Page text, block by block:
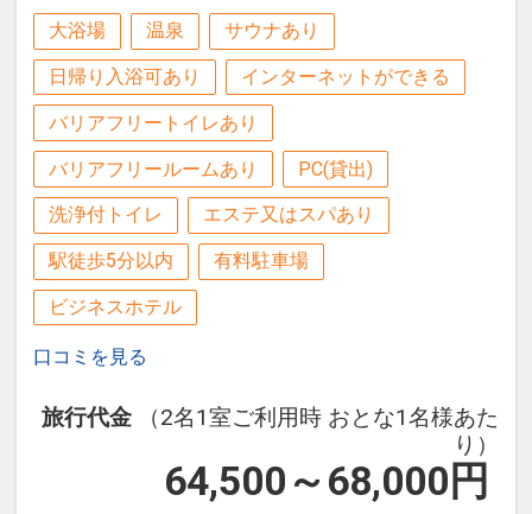
児のお子様）
こどもFでご予約いただいた（3歳～未就
学児）のお子様にはキッズミールパスポ
ートをお渡しします。
対象レストランでおとなと食事同席の場
合、下記レストランにてお子様のお食事
をご用意いたします。
＜対象レストラン＆メニュー＞
・和洋バイキング（レストラン：彩）
・３Ｓブレックファースト（テラスカフ
ェオーゲ）
※テラスカフェオーゲはご宿泊人数によ
りクローズする場合がございます。
ューをお得にお楽しみいただけます。
・滞在中ランチをご用意（11：30～
14：30） ※ランチはチェックイン日を
除く
・ドリンクサービス（10:00～22:00）
※チェックアウト日は11時まで
・滞在中テニスコート・レンタサイクル
をお楽しみいただけます。
※予約状況により時間制限させていただ
く場合がございます。
常１５：００）、レイトチェックアウト
１２：００（通常１１：００）でご利用
いただけます。
※2026年5/2～6、7/3～5・10～12・17
～8/31、9/19～23を除く
大浴場 温泉 サウナあり
日帰り入浴可あり インターネットができる
バリアフリートイレあり
バリアフリールームあり PC(貸出)
洗浄付トイレ エステ又はスパあり
駅徒歩5分以内 有料駐車場
ビジネスホテル
口コミを見る
旅行代金
（2名1室ご利用時 おとな1名様あた
り）
64,500～68,000 円